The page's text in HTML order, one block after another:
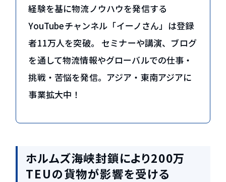
経験を基に物流ノウハウを発信する
YouTubeチャンネル「イーノさん」は登録
者11万人を突破。 セミナーや講演、ブログ
を通して物流情報やグローバルでの仕事・
挑戦・苦悩を発信。アジア・東南アジアに
事業拡大中！
ホルムズ海峡封鎖により200万
TEUの貨物が影響を受ける